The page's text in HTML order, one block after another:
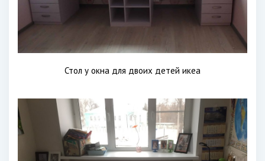
Стол у окна для двоих детей икеа